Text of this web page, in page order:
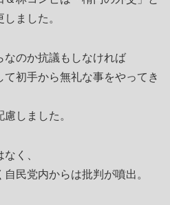
ました。
なのか抗議もしなければ
初手から無礼な事をやってき
しました。
く、
民党内からは批判が噴出。